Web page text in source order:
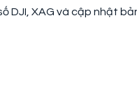
DJI, XAG và cập nhật